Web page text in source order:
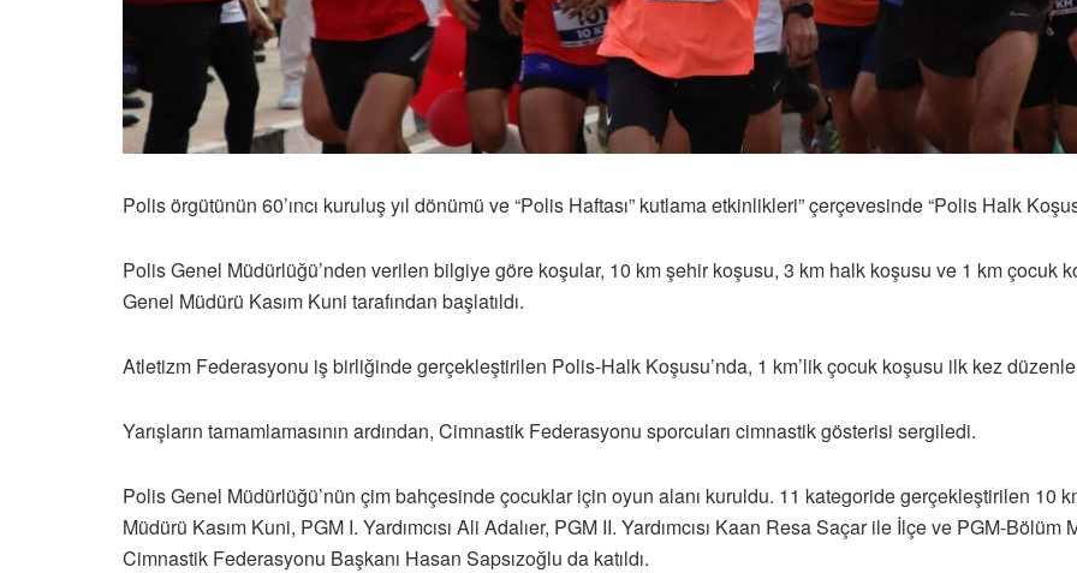
Polis örgütünün 60’ıncı kuruluş yıl dönümü ve “Polis Haftası” kutlama etkinlikleri” çerçevesinde “Polis Halk
Polis Genel Müdürlüğü’nden verilen bilgiye göre koşular, 10 km şehir koşusu, 3 km halk koşusu ve 1 km çocuk
Genel Müdürü Kasım Kuni tarafından başlatıldı.
Atletizm Federasyonu iş birliğinde gerçekleştirilen Polis-Halk Koşusu’nda, 1 km’lik çocuk koşusu ilk kez
Yarışların tamamlamasının ardından, Cimnastik Federasyonu sporcuları cimnastik gösterisi sergiledi.
Polis Genel Müdürlüğü’nün çim bahçesinde çocuklar için oyun alanı kuruldu. 11 kategoride gerçekleştirilen 10
Müdürü Kasım Kuni, PGM I. Yardımcısı Ali Adalıer, PGM II. Yardımcısı Kaan Resa Saçar ile İlçe ve PGM-
Cimnastik Federasyonu Başkanı Hasan Sapsızoğlu da katıldı.